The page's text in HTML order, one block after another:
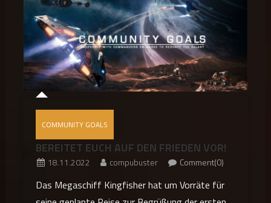
COMMUNITY GOALS
BEREITET EUCH AUF DEN FRIEDEN VOR!
18.11.2022 compubuster Comment(0)
Das Megaschiff Kingfisher hat um Vorräte für